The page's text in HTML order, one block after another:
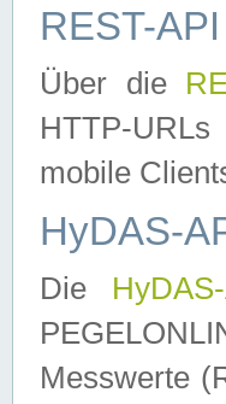
REST-API
Über die
HTTP-
mobile
HyDAS-
Die
Messwerte